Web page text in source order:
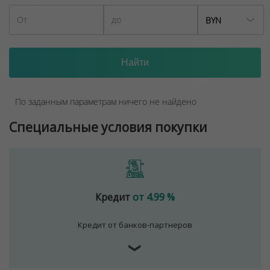
BYN
По заданным параметрам ничего не найдено
Специальные условия покупки
Кредит от 4.99 %
Кредит от банков-партнеров
❯